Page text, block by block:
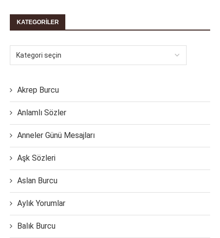
KATEGORILER
Akrep Burcu
Anlamlı Sözler
Anneler Günü Mesajları
Aşk Sözleri
Aslan Burcu
Aylık Yorumlar
Balık Burcu